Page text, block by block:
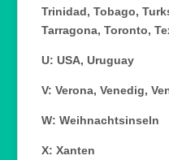
Trinidad, Tobago,
Tarragona, Toronto,
U: USA, Uruguay
V: Verona, Venedig,
W: Weihnachtsinseln
X: Xanten